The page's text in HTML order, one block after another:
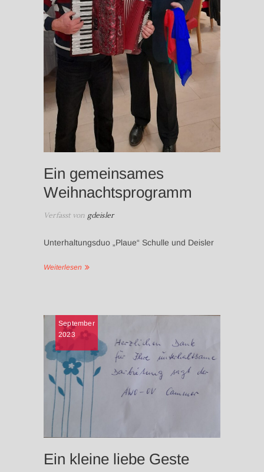
Ein gemeinsames
Weihnachtsprogramm
Verfasst von gdeisler
Unterhaltungsduo „Plaue“ Schulle und Deisler
Weiterlesen
September
2023
Ein kleine liebe Geste